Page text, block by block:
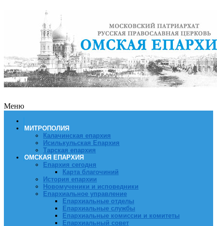
Меню
МИТРОПОЛИЯ
Калачинская епархия
Исилькульская Епархия
Тарская епархия
ОМСКАЯ ЕПАРХИЯ
Епархия сегодня
Карта благочиний
История епархии
Новомученики и исповедники
Епархиальное управление
Епархиальные отделы
Епархиальные службы
Епархиальные комиссии и комитеты
Епархиальный совет